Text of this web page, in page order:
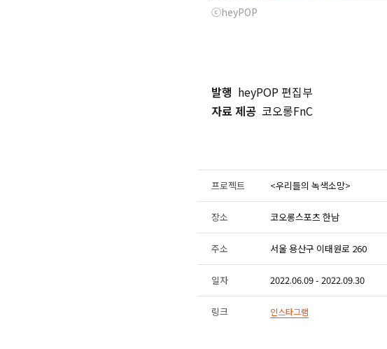
ⓒheyPOP
발행 heyPOP 편집부
자료 제공 코오롱FnC
프로젝트 <우리들의 녹색소망>
장소 코오롱스포츠 한남
주소 서울 용산구 이태원로 260
일자 2022.06.09 - 2022.09.30
링크 인스타그램